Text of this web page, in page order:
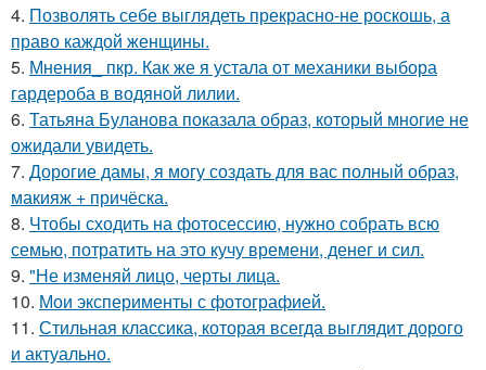
4. Позволять себе выглядеть прекрасно-не роскошь, а
право каждой женщины.
5. Мнения_ пкр. Как же я устала от механики выбора
гардероба в водяной лилии.
6. Татьяна Буланова показала образ, который многие не
ожидали увидеть.
7. Дорогие дамы, я могу создать для вас полный образ,
макияж + причёска.
8. Чтобы сходить на фотосессию, нужно собрать всю
семью, потратить на это кучу времени, денег и сил.
9. "Не изменяй лицо, черты лица.
10. Мои эксперименты с фотографией.
11. Стильная классика, которая всегда выглядит дорого
и актуально.